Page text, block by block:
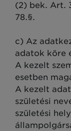
(2) bek. Art.
78.§.
c) Az
adatok köre
A kezelt
esetben
A kezelt
születési
születési